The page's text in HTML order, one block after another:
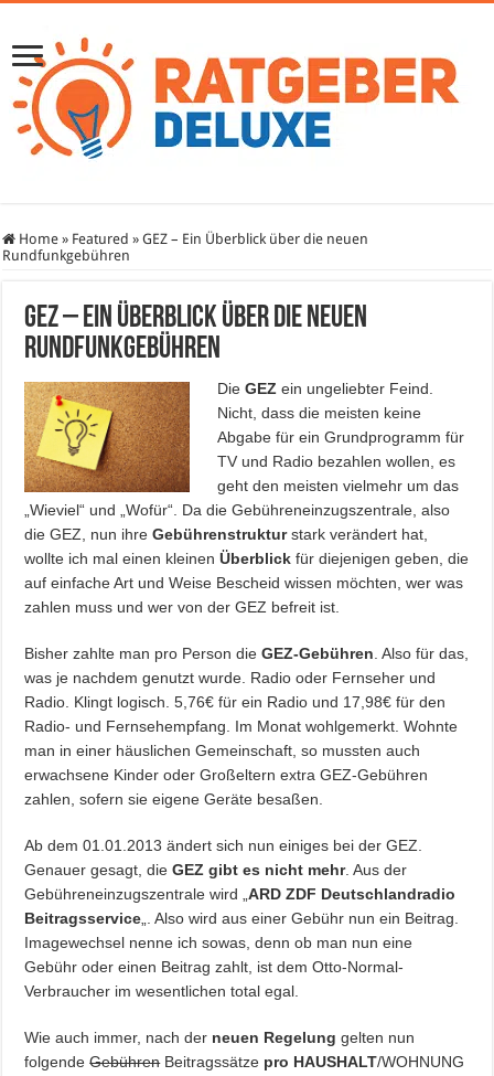
Home » Featured » GEZ – Ein Überblick über die neuen
Rundfunkgebühren
GEZ – Ein Überblick über die neuen
Rundfunkgebühren
DieGEZ ein ungeliebter Feind.
Nicht, dass die meisten keine
Abgabe für ein Grundprogramm für
TV und Radio bezahlen wollen, es
geht den meisten vielmehr um das
„Wieviel“ und „Wofür“. Da die Gebühreneinzugszentrale, also
die GEZ, nun ihreGebührenstrukturstark verändert hat,
wollte ich mal einen kleinenÜberblick für diejenigen geben, die
auf einfache Art und Weise Bescheid wissen möchten, wer was
zahlen muss und wer von der GEZ befreit ist.
Bisher zahlte man pro Person dieGEZ-Gebühren . Also für das,
was je nachdem genutzt wurde. Radio oder Fernseher und
Radio. Klingt logisch. 5,76€ für ein Radio und 17,98€ für den
Radio- und Fernsehempfang. Im Monat wohlgemerkt. Wohnte
man in einer häuslichen Gemeinschaft, so mussten auch
erwachsene Kinder oder Großeltern extra GEZ-Gebühren
zahlen, sofern sie eigene Geräte besaßen.
Ab dem 01.01.2013 ändert sich nun einiges bei der GEZ.
Genauer gesagt, dieGEZ gibt es nicht mehr. Aus der
Gebühreneinzugszentrale wird „ARD ZDF Deutschlandradio
Beitragsservice „. Also wird aus einer Gebühr nun ein Beitrag.
Imagewechsel nenne ich sowas, denn ob man nun eine
Gebühr oder einen Beitrag zahlt, ist dem Otto-Normal-
Verbraucher im wesentlichen total egal.
Wie auch immer, nach der neuen Regelung gelten nun
folgendeGebührenBeitragssätze pro HAUSHALT/WOHNUNG